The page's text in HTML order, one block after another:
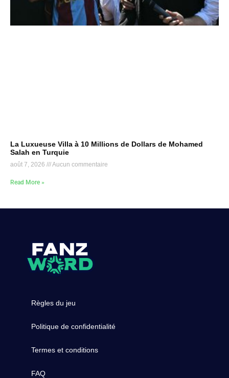
La Luxueuse Villa à 10 Millions de Dollars de Mohamed
Salah en Turquie
août 7, 2026 Aucun commentaire
Read More »
Règles du jeu
Politique de confidentialité
Termes et conditions
FAQ